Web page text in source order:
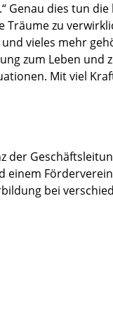
dies tun
zu
vieles mehr
zum Leben
Mit viel
der
bei